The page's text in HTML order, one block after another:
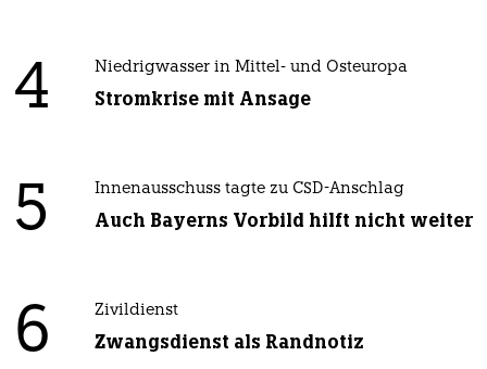
4 Niedrigwasser in Mittel- und Osteuropa
Stromkrise mit Ansage
5 Innenausschuss tagte zu CSD-Anschlag
Auch Bayerns Vorbild hilft nicht weiter
6 Zivildienst
Zwangsdienst als Randnotiz